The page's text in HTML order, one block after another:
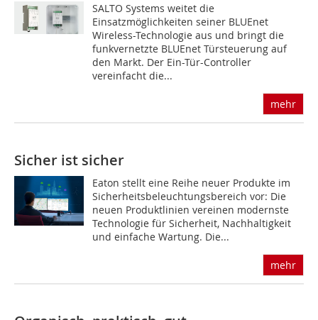
SALTO Systems weitet die
Einsatzmöglichkeiten seiner BLUEnet
Wireless-Technologie aus und bringt die
funkvernetzte BLUEnet Türsteuerung auf
den Markt. Der Ein-Tür-Controller
vereinfacht die...
mehr
Sicher ist sicher
Eaton stellt eine Reihe neuer Produkte im
Sicherheitsbeleuchtungsbereich vor: Die
neuen Produkt­linien vereinen modernste
Technologie für Sicherheit, Nachhaltigkeit
und einfache Wartung. Die...
mehr